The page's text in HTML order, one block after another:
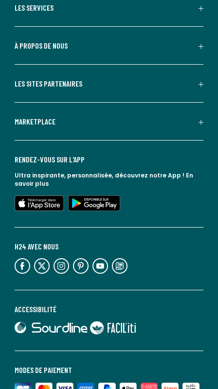
LES SERVICES
À PROPOS DE NOUS
LES SITES PARTENAIRES
MARKETPLACE
MODES DE PAIEMENT
ACCESSIBILITÉ
lien vers Sourdline
lien vers Faciliti
H24 AVEC NOUS
lien vers l'espace réseaux sociaux lien vers l'espace réseaux sociaux lien vers l'espace réseaux sociaux lien vers l'espace réseaux sociaux lien vers l'espace réseaux sociaux lien vers le blog la redoute
RENDEZ-VOUS SUR L'APP
Ultra inspirante, personnalisée, découvrez notre App ! En
savoir plus
lien vers l'app store
lien vers google play